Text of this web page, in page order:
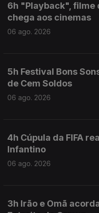
6h "Playback", filme
chega aos cinemas
06 ago. 2026
5h Festival Bons
de Cem Soldos
06 ago. 2026
4h Cúpula da FIFA
Infantino
06 ago. 2026
3h Irão e Omã